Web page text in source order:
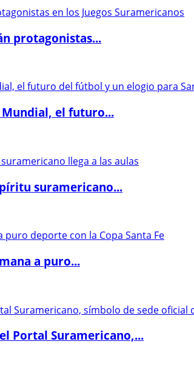
protagonistas...
Mundial, el futuro...
suramericano...
a puro...
Portal Suramericano,...